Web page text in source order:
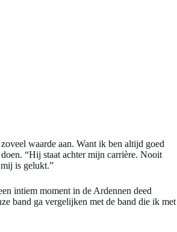
waarde aan. Want ik ben altijd goed
“Hij staat achter mijn carrière. Nooit
is gelukt.”
intiem moment in de Ardennen deed
band ga vergelijken met de band die ik met